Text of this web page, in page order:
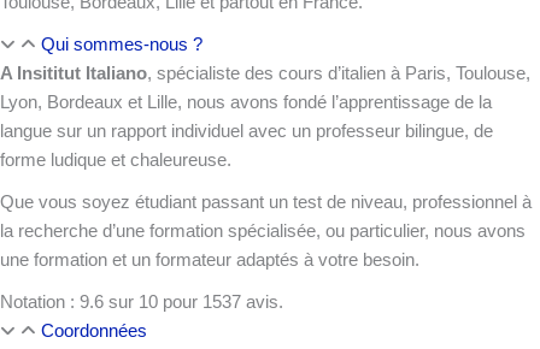
Qui sommes-nous ?
A Insititut Italiano, spécialiste des cours d’italien à Paris, Toulouse,
Lyon, Bordeaux et Lille, nous avons fondé l’apprentissage de la
langue sur un rapport individuel avec un professeur bilingue, de
forme ludique et chaleureuse.
Que vous soyez étudiant passant un test de niveau, professionnel à
la recherche d’une formation spécialisée, ou particulier, nous avons
une formation et un formateur adaptés à votre besoin.
Notation : 9.6 sur 10 pour 1537 avis.
Coordonnées